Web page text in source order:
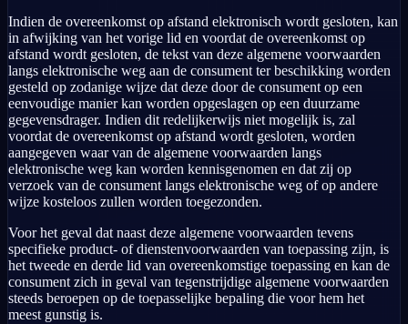
Indien de overeenkomst op afstand elektronisch wordt gesloten, kan
in afwijking van het vorige lid en voordat de overeenkomst op
afstand wordt gesloten, de tekst van deze algemene voorwaarden
langs elektronische weg aan de consument ter beschikking worden
gesteld op zodanige wijze dat deze door de consument op een
eenvoudige manier kan worden opgeslagen op een duurzame
gegevensdrager. Indien dit redelijkerwijs niet mogelijk is, zal
voordat de overeenkomst op afstand wordt gesloten, worden
aangegeven waar van de algemene voorwaarden langs
elektronische weg kan worden kennisgenomen en dat zij op
verzoek van de consument langs elektronische weg of op andere
wijze kosteloos zullen worden toegezonden.
Voor het geval dat naast deze algemene voorwaarden tevens
specifieke product- of dienstenvoorwaarden van toepassing zijn, is
het tweede en derde lid van overeenkomstige toepassing en kan de
consument zich in geval van tegenstrijdige algemene voorwaarden
steeds beroepen op de toepasselijke bepaling die voor hem het
meest gunstig is.